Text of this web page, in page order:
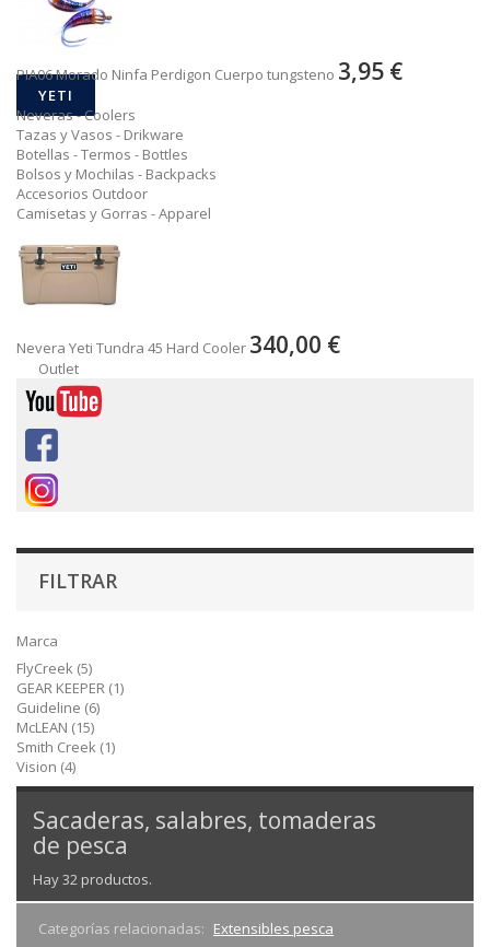
PIA06 Morado Ninfa Perdigon Cuerpo tungsteno 3,95 €
YETI
Neveras - Coolers
Tazas y Vasos - Drikware
Botellas - Termos - Bottles
Bolsos y Mochilas - Backpacks
Accesorios Outdoor
Camisetas y Gorras - Apparel
Nevera Yeti Tundra 45 Hard Cooler 340,00 €
Outlet
FILTRAR
Marca
FlyCreek (5)
GEAR KEEPER (1)
Guideline (6)
McLEAN (15)
Smith Creek (1)
Vision (4)
Sacaderas, salabres, tomaderas
de pesca
Hay 32 productos.
Categorías relacionadas: Extensibles pesca